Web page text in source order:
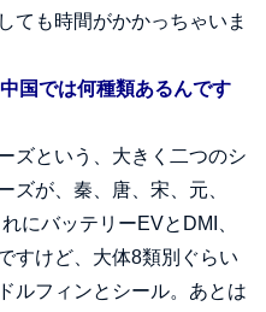
ても時間がかかっちゃいま
国では何種類あるんです
ズという、大きく二つのシ
ズが、秦、唐、宋、元、
にバッテリーEVとDMI、
すけど、大体8類別ぐらい
ルフィンとシール。あとは